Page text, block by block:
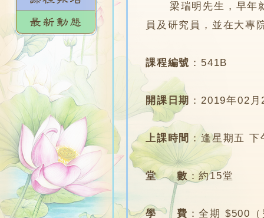
梁瑞明先生，早年就
員及研究員，並在大專
課程編號 ： 541B
開課日期 ：2019年02月
上課時間 ：逢星期五
堂 數 ：約15堂
學 費 ：全期 $500